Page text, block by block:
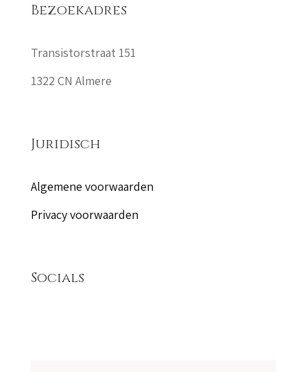
Bezoekadres
Transistorstraat 151
1322 CN Almere
Juridisch
Algemene voorwaarden
Privacy voorwaarden
Socials